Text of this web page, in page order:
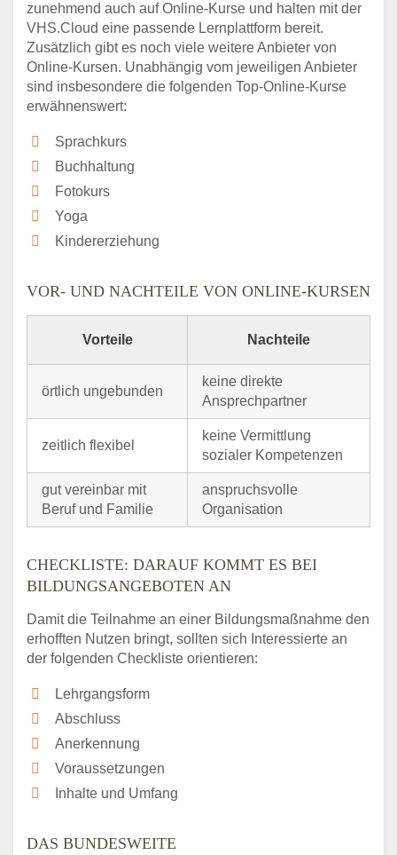
zunehmend auch auf Online-Kurse und halten mit der
VHS.Cloud eine passende Lernplattform bereit.
Zusätzlich gibt es noch viele weitere Anbieter von
Online-Kursen. Unabhängig vom jeweiligen Anbieter
sind insbesondere die folgenden Top-Online-Kurse
erwähnenswert:
Sprachkurs
Buchhaltung
Fotokurs
Yoga
Kindererziehung
VOR- UND NACHTEILE VON ONLINE-KURSEN
Vorteile Nachteile
örtlich ungebunden
keine direkte
Ansprechpartner
zeitlich flexibel
keine Vermittlung
sozialer Kompetenzen
gut vereinbar mit
Beruf und Familie
anspruchsvolle
Organisation
CHECKLISTE: DARAUF KOMMT ES BEI
BILDUNGSANGEBOTEN AN
Damit die Teilnahme an einer Bildungsmaßnahme den
erhofften Nutzen bringt, sollten sich Interessierte an
der folgenden Checkliste orientieren:
Lehrgangsform
Abschluss
Anerkennung
Voraussetzungen
Inhalte und Umfang
DAS BUNDESWEITE